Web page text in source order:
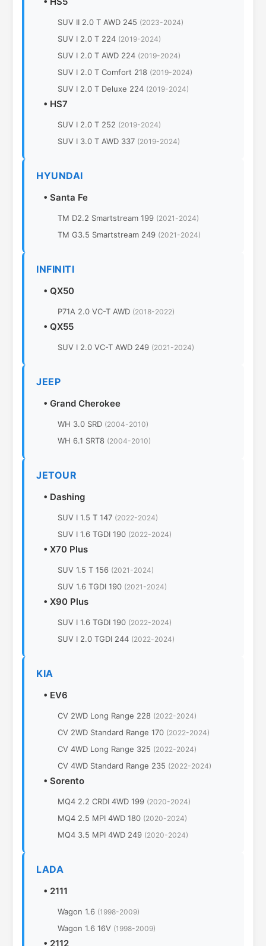
SUV II 2.0 T AWD 245 (2023-2024)
SUV I 2.0 T 224 (2019-2024)
SUV I 2.0 T AWD 224 (2019-2024)
SUV I 2.0 T Comfort 218 (2019-2024)
SUV I 2.0 T Deluxe 224 (2019-2024)
• HS7
SUV I 2.0 T 252 (2019-2024)
SUV I 3.0 T AWD 337 (2019-2024)
HYUNDAI
• Santa Fe
TM D2.2 Smartstream 199 (2021-2024)
TM G3.5 Smartstream 249 (2021-2024)
INFINITI
• QX50
P71A 2.0 VC-T AWD (2018-2022)
• QX55
SUV I 2.0 VC-T AWD 249 (2021-2024)
JEEP
• Grand Cherokee
WH 3.0 SRD (2004-2010)
WH 6.1 SRT8 (2004-2010)
JETOUR
• Dashing
SUV I 1.5 T 147 (2022-2024)
SUV I 1.6 TGDI 190 (2022-2024)
• X70 Plus
SUV 1.5 T 156 (2021-2024)
SUV 1.6 TGDI 190 (2021-2024)
• X90 Plus
SUV I 1.6 TGDI 190 (2022-2024)
SUV I 2.0 TGDI 244 (2022-2024)
KIA
• EV6
CV 2WD Long Range 228 (2022-2024)
CV 2WD Standard Range 170 (2022-2024)
CV 4WD Long Range 325 (2022-2024)
CV 4WD Standard Range 235 (2022-2024)
• Sorento
MQ4 2.2 CRDI 4WD 199 (2020-2024)
MQ4 2.5 MPI 4WD 180 (2020-2024)
MQ4 3.5 MPI 4WD 249 (2020-2024)
LADA
• 2111
Wagon 1.6 (1998-2009)
Wagon 1.6 16V (1998-2009)
• 2112